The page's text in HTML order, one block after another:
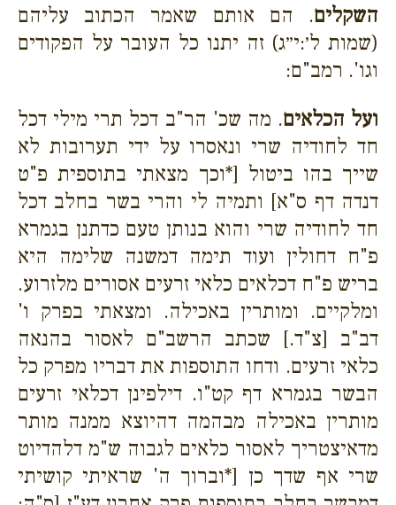
השקלים. הם אותם שאמר הכתוב עליהם
(שמות ל׳:י״ג) זה יתנו כל העובר על הפקודים
וגו'. רמב"ם:
ועל הכלאים. מה שכ' הר"ב דכל תרי מילי דכל
חד לחודיה שרי ונאסרו על ידי תערובות לא
שייך בהו ביטול [*וכך מצאתי בתוספית פ"ט
דנדה דף ס"א] ותמיה לי והרי בשר בחלב דכל
חד לחודיה שרי והוא בנותן טעם כדתנן בגמרא
פ"ח דחולין ועוד תימה דמשנה שלימה היא
בריש פ"ח דכלאים כלאי זרעים אסורים מלזרוע.
ומלקיים. ומותרין באכילה. ומצאתי בפרק ו'
דב"ב [צ"ד.] שכתב הרשב"ם לאסור בהנאה
כלאי זרעים. ודחו התוספות את דבריו מפרק כל
הבשר בגמרא דף קט"ו. דילפינן דכלאי זרעים
מותרין באכילה מבהמה דהיוצא ממנה מותר
מדאיצטריך לאסור כלאים לגבוה ש"מ דלהדיוט
שרי אף שדך כן [*וברוך ה' שראיתי קושיתי